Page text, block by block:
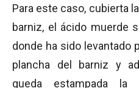
Para este caso, cubierta
barniz, el ácido muerde
donde ha sido levantado
plancha del barniz y
queda estampada